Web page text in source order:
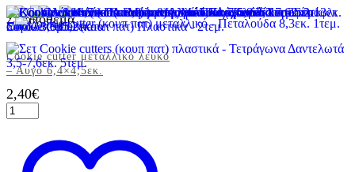
Σε απόθεμα
Cookie cutter μεταλλικό λευκό
– Αυγό 6,4×4,5εκ.
2,40€
Cookie
cutter
μεταλλικό
λευκό